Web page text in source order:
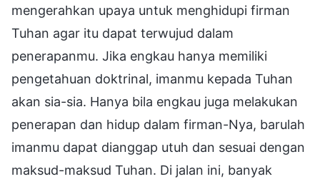
mengerahkan upaya untuk menghidupi firman
Tuhan agar itu dapat terwujud dalam
penerapanmu. Jika engkau hanya memiliki
pengetahuan doktrinal, imanmu kepada Tuhan
akan sia-sia. Hanya bila engkau juga melakukan
penerapan dan hidup dalam firman-Nya, barulah
imanmu dapat dianggap utuh dan sesuai dengan
maksud-maksud Tuhan. Di jalan ini, banyak